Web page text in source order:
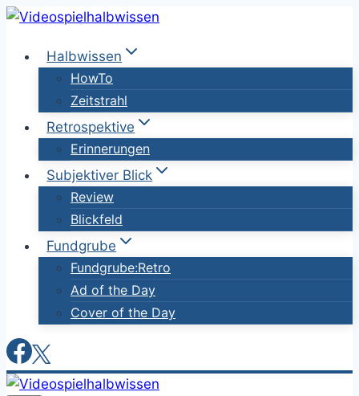
Zum
springenHalbwissen
HowTo
Zeitstrahl
Retrospektive
Erinnerungen
Subjektiver Blick
Review
Blickfeld
Fundgrube
Fundgrube:Retro
Ad of the Day
Cover of the Day